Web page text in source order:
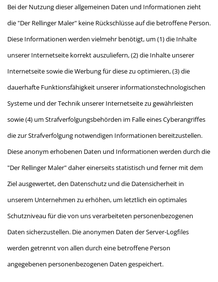
Bei der Nutzung dieser allgemeinen Daten und Informationen zieht
die "Der Rellinger Maler" keine Rückschlüsse auf die betroffene Person.
Diese Informationen werden vielmehr benötigt, um (1) die Inhalte
unserer Internetseite korrekt auszuliefern, (2) die Inhalte unserer
Internetseite sowie die Werbung für diese zu optimieren, (3) die
dauerhafte Funktionsfähigkeit unserer informationstechnologischen
Systeme und der Technik unserer Internetseite zu gewährleisten
sowie (4) um Strafverfolgungsbehörden im Falle eines Cyberangriffes
die zur Strafverfolgung notwendigen Informationen bereitzustellen.
Diese anonym erhobenen Daten und Informationen werden durch die
"Der Rellinger Maler" daher einerseits statistisch und ferner mit dem
Ziel ausgewertet, den Datenschutz und die Datensicherheit in
unserem Unternehmen zu erhöhen, um letztlich ein optimales
Schutzniveau für die von uns verarbeiteten personenbezogenen
Daten sicherzustellen. Die anonymen Daten der Server-Logfiles
werden getrennt von allen durch eine betroffene Person
angegebenen personenbezogenen Daten gespeichert.